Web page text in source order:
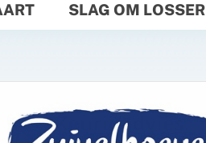
SLAG OM LOSSER